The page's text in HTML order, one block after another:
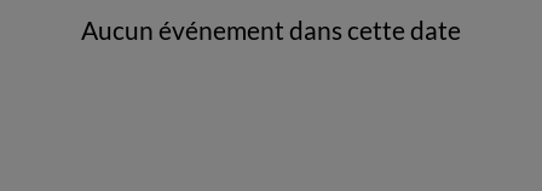
Aucun événement dans cette date